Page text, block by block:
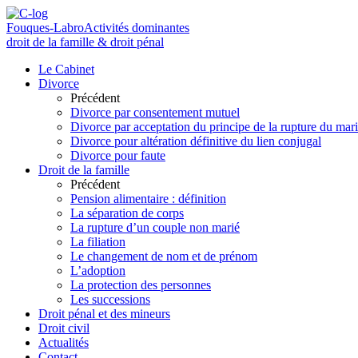
Fouques-LabroActivités dominantes
droit de la famille & droit pénal
Le Cabinet
Divorce
Précédent
Divorce par consentement mutuel
Divorce par acceptation du principe de la rupture du
Divorce pour altération définitive du lien conjugal
Divorce pour faute
Droit de la famille
Précédent
Pension alimentaire : définition
La séparation de corps
La rupture d’un couple non marié
La filiation
Le changement de nom et de prénom
L’adoption
La protection des personnes
Les successions
Droit pénal et des mineurs
Droit civil
Actualités